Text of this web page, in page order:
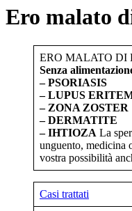
Ero malato
ERO MALATO DI
Senza
– PSORIASIS
– LUPUS
– ZONA ZOSTER
– DERMATITE
– IHTIOZA La
unguento, medicina
vostra possibilità
Casi trattati